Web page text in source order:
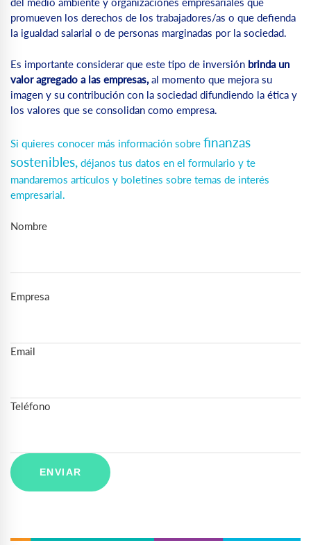
promueven los derechos de los trabajadores/as o que defienda
la igualdad salarial o de personas marginadas por la sociedad.
Es importante considerar que este tipo de inversión brinda un
valor agregado a las empresas, al momento que mejora su
imagen y su contribución con la sociedad difundiendo la ética y
los valores que se consolidan como empresa.
Si quieres conocer más información sobre finanzas
sostenibles, déjanos tus datos en el formulario y te
mandaremos artículos y boletines sobre temas de interés
empresarial.
Nombre
Empresa
Email
Teléfono